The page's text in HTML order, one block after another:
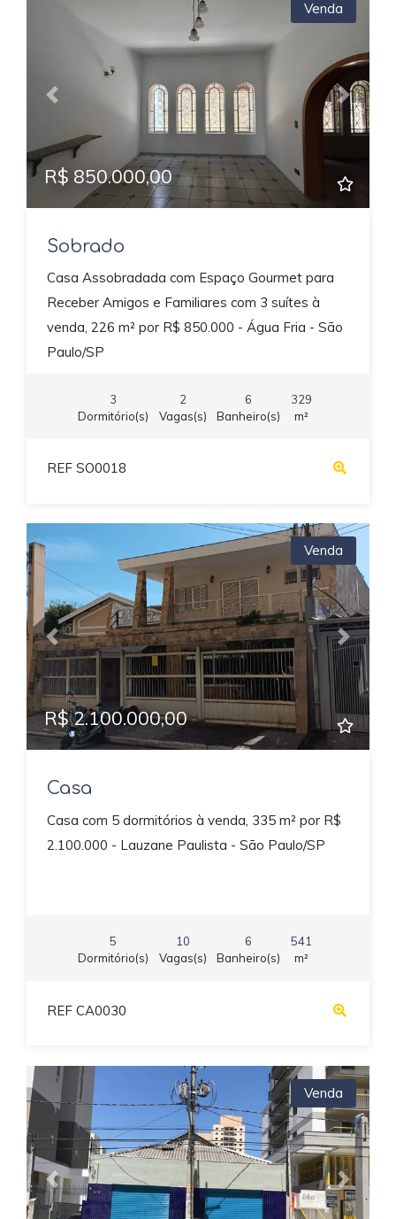
Previous Next
Venda
R$ 850.000,00
Sobrado
Casa Assobradada com Espaço Gourmet para
Receber Amigos e Familiares com 3 suítes à
venda, 226 m² por R$ 850.000 - Água Fria - São
Paulo/SP
3
Dormitório(s)
2
Vagas(s)
6
Banheiro(s)
329
m²
REF SO0018
Previous Next
Venda
R$ 2.100.000,00
Casa
Casa com 5 dormitórios à venda, 335 m² por R$
2.100.000 - Lauzane Paulista - São Paulo/SP
5
Dormitório(s)
10
Vagas(s)
6
Banheiro(s)
541
m²
REF CA0030
Previous Next
Venda